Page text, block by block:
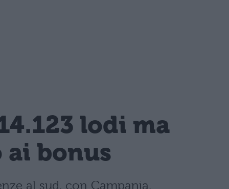
lodi ma
ai bonus
al sud, con Campania,